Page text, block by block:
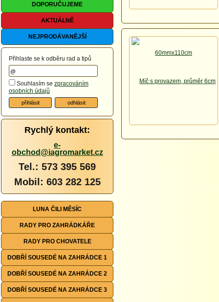
DOPORUČUJEME
AKTUÁLNĚ
NEJPRODÁVANĚJŠÍ
Přihlaste se k odběru rad a tipů
Souhlasím se zpracováním
osobních údajů
Rychlý kontakt:
e-
obchod@iagromarket.cz
Tel.: 573 395 569
Mobil: 603 282 125
LUNA ČILI MĚSÍC
RADY PRO ZAHRÁDKÁŘE
RADY PRO CHOVATELE
DOBŘÍ SOUSEDÉ NA ZAHRÁDCE 1
DOBŘÍ SOUSEDÉ NA ZAHRÁDCE 2
DOBŘÍ SOUSEDÉ NA ZAHRÁDCE 3